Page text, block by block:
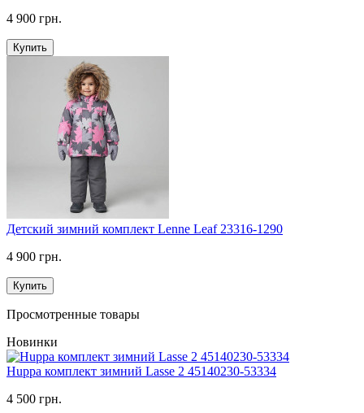
4 900 грн.
Купить
Детский зимний комплект Lenne Leaf 23316-1290
4 900 грн.
Купить
Просмотренные товары
Новинки
Huppa комплект зимний Lasse 2 45140230-53334
4 500 грн.